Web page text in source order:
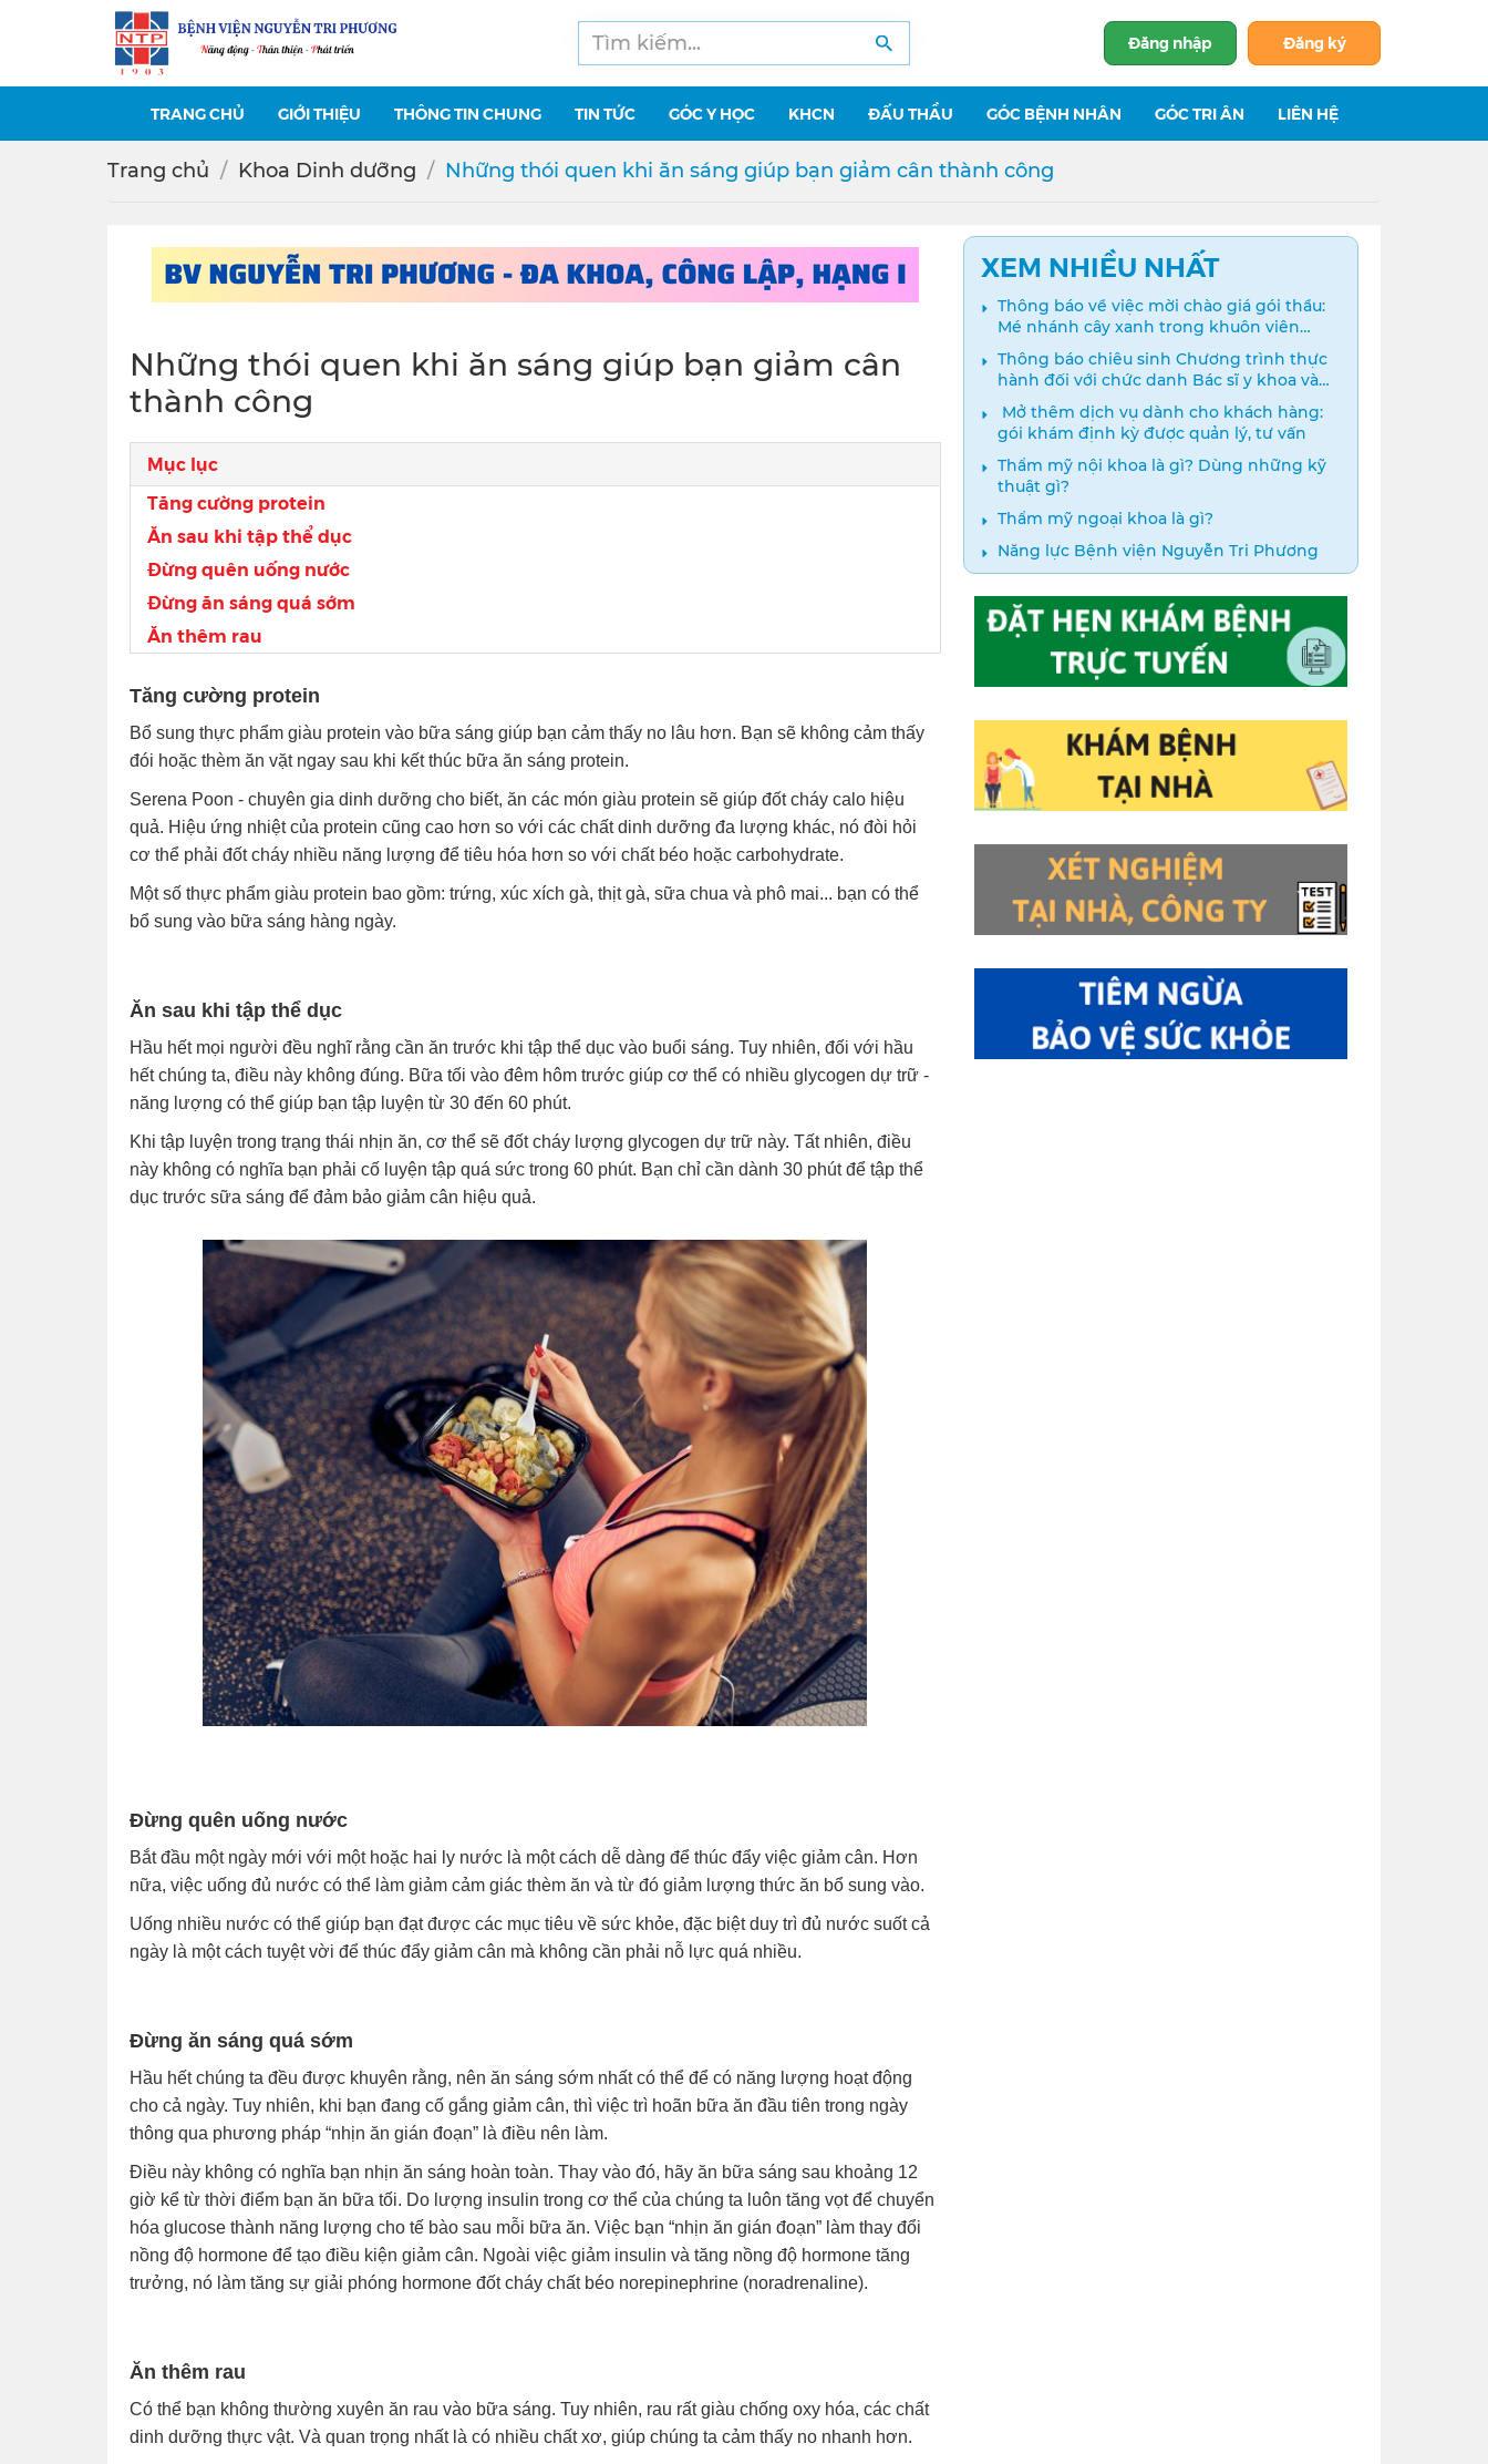
Đăng nhập Đăng ký
TRANG CHỦ GIỚI THIỆU THÔNG TIN CHUNG TIN TỨC GÓC Y HỌC KHCN ĐẤU THẦU GÓC BỆNH NHÂN GÓC TRI ÂN LIÊN HỆ
Trang chủ Khoa Dinh dưỡng Những thói quen khi ăn sáng giúp bạn giảm cân thành công
Những thói quen khi ăn sáng giúp bạn giảm cân
thành công
Mục lục
Tăng cường protein
Ăn sau khi tập thể dục
Đừng quên uống nước
Đừng ăn sáng quá sớm
Ăn thêm rau
Tăng cường protein
Bổ sung thực phẩm giàu protein vào bữa sáng giúp bạn cảm thấy no lâu hơn. Bạn sẽ không cảm thấy
đói hoặc thèm ăn vặt ngay sau khi kết thúc bữa ăn sáng protein.
Serena Poon - chuyên gia dinh dưỡng cho biết, ăn các món giàu protein sẽ giúp đốt cháy calo hiệu
quả. Hiệu ứng nhiệt của protein cũng cao hơn so với các chất dinh dưỡng đa lượng khác, nó đòi hỏi
cơ thể phải đốt cháy nhiều năng lượng để tiêu hóa hơn so với chất béo hoặc carbohydrate.
Một số thực phẩm giàu protein bao gồm: trứng, xúc xích gà, thịt gà, sữa chua và phô mai... bạn có thể
bổ sung vào bữa sáng hàng ngày.
Ăn sau khi tập thể dục
Hầu hết mọi người đều nghĩ rằng cần ăn trước khi tập thể dục vào buổi sáng. Tuy nhiên, đối với hầu
hết chúng ta, điều này không đúng. Bữa tối vào đêm hôm trước giúp cơ thể có nhiều glycogen dự trữ -
năng lượng có thể giúp bạn tập luyện từ 30 đến 60 phút.
Khi tập luyện trong trạng thái nhịn ăn, cơ thể sẽ đốt cháy lượng glycogen dự trữ này. Tất nhiên, điều
này không có nghĩa bạn phải cố luyện tập quá sức trong 60 phút. Bạn chỉ cần dành 30 phút để tập thể
dục trước sữa sáng để đảm bảo giảm cân hiệu quả.
Đừng quên uống nước
Bắt đầu một ngày mới với một hoặc hai ly nước là một cách dễ dàng để thúc đẩy việc giảm cân. Hơn
nữa, việc uống đủ nước có thể làm giảm cảm giác thèm ăn và từ đó giảm lượng thức ăn bổ sung vào.
Uống nhiều nước có thể giúp bạn đạt được các mục tiêu về sức khỏe, đặc biệt duy trì đủ nước suốt cả
ngày là một cách tuyệt vời để thúc đẩy giảm cân mà không cần phải nỗ lực quá nhiều.
Đừng ăn sáng quá sớm
Hầu hết chúng ta đều được khuyên rằng, nên ăn sáng sớm nhất có thể để có năng lượng hoạt động
cho cả ngày. Tuy nhiên, khi bạn đang cố gắng giảm cân, thì việc trì hoãn bữa ăn đầu tiên trong ngày
thông qua phương pháp “nhịn ăn gián đoạn” là điều nên làm.
Điều này không có nghĩa bạn nhịn ăn sáng hoàn toàn. Thay vào đó, hãy ăn bữa sáng sau khoảng 12
giờ kể từ thời điểm bạn ăn bữa tối. Do lượng insulin trong cơ thể của chúng ta luôn tăng vọt để chuyển
hóa glucose thành năng lượng cho tế bào sau mỗi bữa ăn. Việc bạn “nhịn ăn gián đoạn” làm thay đổi
nồng độ hormone để tạo điều kiện giảm cân. Ngoài việc giảm insulin và tăng nồng độ hormone tăng
trưởng, nó làm tăng sự giải phóng hormone đốt cháy chất béo norepinephrine (noradrenaline).
Ăn thêm rau
Có thể bạn không thường xuyên ăn rau vào bữa sáng. Tuy nhiên, rau rất giàu chống oxy hóa, các chất
dinh dưỡng thực vật. Và quan trọng nhất là có nhiều chất xơ, giúp chúng ta cảm thấy no nhanh hơn.
XEM NHIỀU NHẤT
Thông báo về việc mời chào giá gói thầu:
Mé nhánh cây xanh trong khuôn viên
bệnh viện
Thông báo chiêu sinh Chương trình thực
hành đối với chức danh Bác sĩ y khoa và
Điều dưỡng năm 2024
️ Mở thêm dịch vụ dành cho khách hàng:
gói khám định kỳ được quản lý, tư vấn
Thẩm mỹ nội khoa là gì? Dùng những kỹ
thuật gì?
Thẩm mỹ ngoại khoa là gì?
Năng lực Bệnh viện Nguyễn Tri Phương